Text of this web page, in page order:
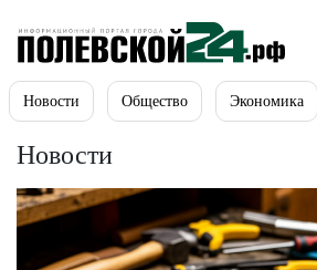
Новости Общество Экономика
Новости